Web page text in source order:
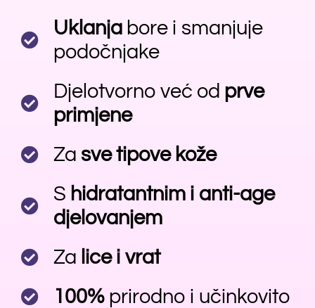
Uklanja bore i smanjuje
podočnjake
Djelotvorno već od prve
primjene
Za sve tipove kože
S hidratantnim i anti-age
djelovanjem
Za lice i vrat
100% prirodno i učinkovito